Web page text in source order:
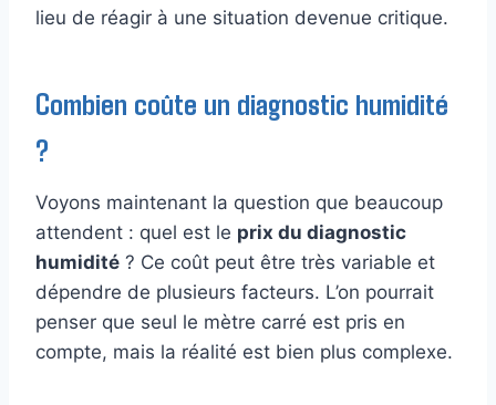
lieu de réagir à une situation devenue critique.
Combien coûte un diagnostic humidité
?
Voyons maintenant la question que beaucoup
attendent : quel est le prix du diagnostic
humidité ? Ce coût peut être très variable et
dépendre de plusieurs facteurs. L’on pourrait
penser que seul le mètre carré est pris en
compte, mais la réalité est bien plus complexe.